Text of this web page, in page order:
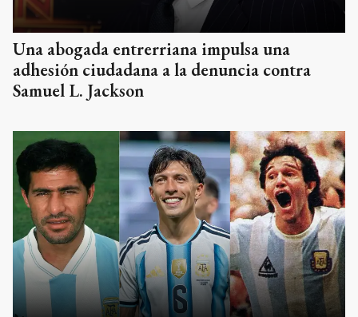
Una abogada entrerriana impulsa una
adhesión ciudadana a la denuncia contra
Samuel L. Jackson